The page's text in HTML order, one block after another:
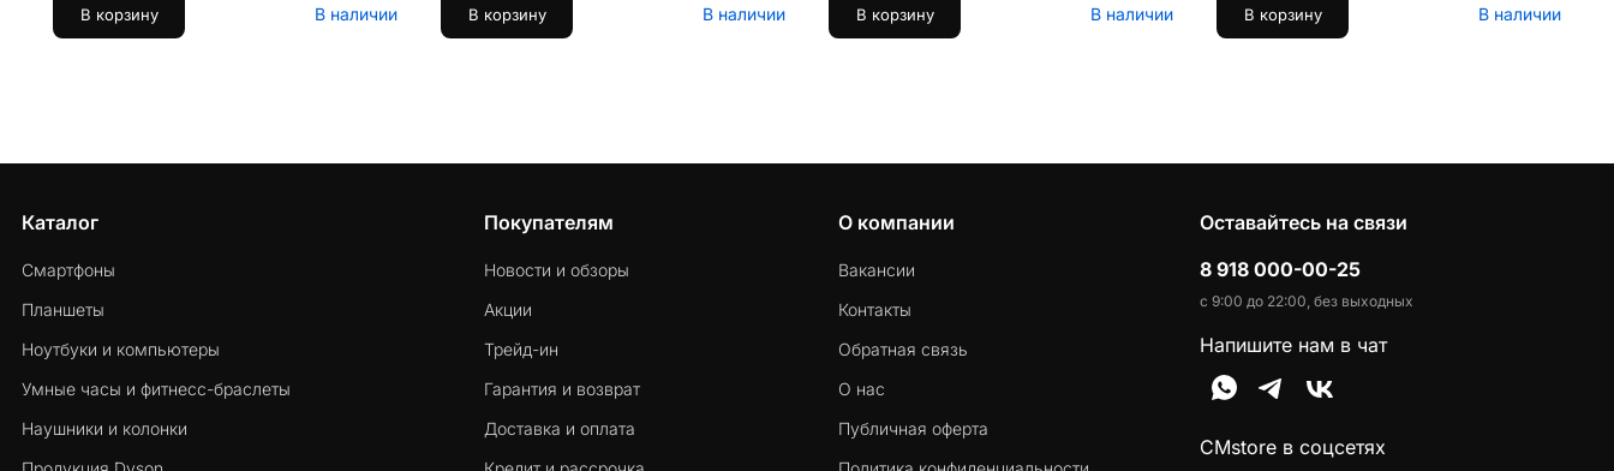
В корзину В наличии В корзину В наличии В корзину В наличии В корзину В наличии
Каталог
Смартфоны
Планшеты
Ноутбуки и компьютеры
Умные часы и фитнесс-браслеты
Наушники и колонки
Покупателям
Новости и обзоры
Акции
Трейд-ин
Гарантия и возврат
Доставка и оплата
О компании
Вакансии
Контакты
Обратная связь
О нас
Публичная оферта
Оставайтесь на связи
8 918 000-00-25
с 9:00 до 22:00, без выходных
Напишите нам в чат
CMstore в соцсетях